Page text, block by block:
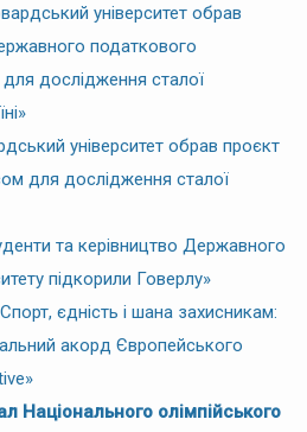
університет обрав
податкового
для дослідження сталої
університет обрав проєкт
для дослідження сталої
та керівництво Державного
підкорили Говерлу»
єдність і шана захисникам:
акорд Європейського
Національного олімпійського